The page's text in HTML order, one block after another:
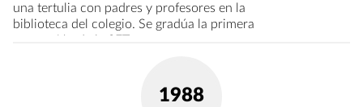
una tertulia con padres y profesores en la
biblioteca del colegio. Se gradúa la primera
1988